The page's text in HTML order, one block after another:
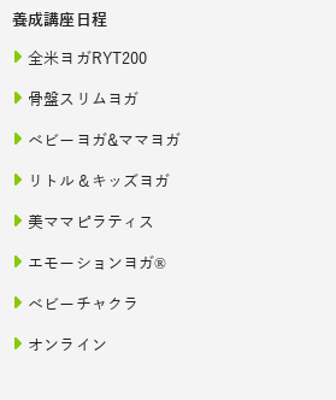
養成講座日程
全米ヨガRYT200
骨盤スリムヨガ
ベビーヨガ&ママヨガ
リトル＆キッズヨガ
美ママピラティス
エモーションヨガ®
ベビーチャクラ
オンライン